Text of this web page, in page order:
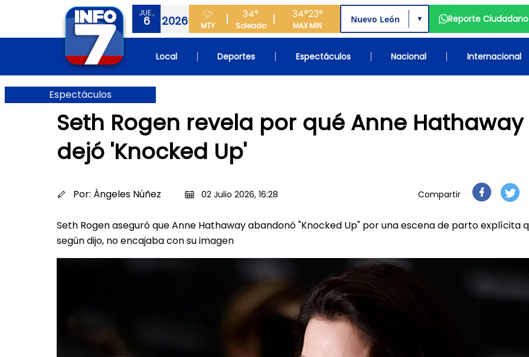
JUE.,
6 2026 MTY
34°
Soleado
34°
MAX
23°
MIN
▼ Reporte Ciudadano
Local Deportes Espectáculos Nacional Internacional
Espectáculos
Seth Rogen revela por qué Anne Hathaway
dejó 'Knocked Up'
Por: Ángeles Núñez 02 Julio 2026, 16:28 Compartir
Seth Rogen aseguró que Anne Hathaway abandonó "Knocked Up" por una escena de parto explícita
según dijo, no encajaba con su imagen